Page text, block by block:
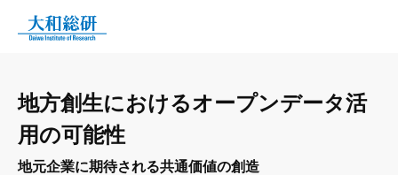
地方創生におけるオープンデータ活
用の可能性
地元企業に期待される共通価値の創造